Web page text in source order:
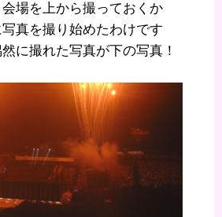
場を上から撮っておくか
真を撮り始めたわけです
に撮れた写真が下の写真！